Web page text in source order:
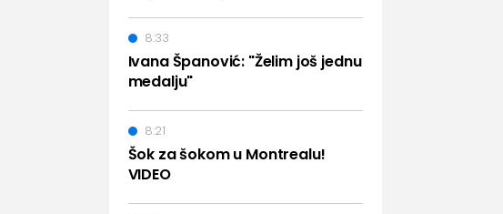
Ivana Španović: "Želim još jednu
medalju"
8:33
Šok za šokom u Montrealu!
VIDEO
8:21